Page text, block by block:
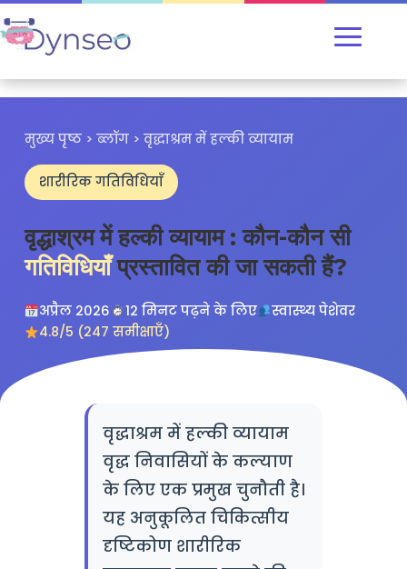
मुख्य पृष्ठ > ब्लॉग > वृद्धाश्रम में हल्की व्यायाम
शारीरिक गतिविधियाँ
वृद्धाश्रम में हल्की व्यायाम : कौन-कौन सी
गतिविधियाँप्रस्तावित की जा सकती हैं?
अप्रैल 2026 12 मिनट पढ़ने के लिए
स्वास्थ्य पेशेवर
4.8/5 (247 समीक्षाएँ)
वृद्धाश्रम में हल्की व्यायाम
वृद्ध निवासियों के कल्याण
के लिए एक प्रमुख चुनौती है।
यह अनुकूलित चिकित्सीय
दृष्टिकोण शारीरिक